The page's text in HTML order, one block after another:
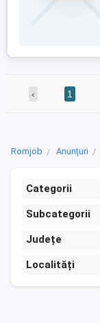
‹ 1
Romjob Anunțuri
Categorii
Subcategorii
Județe
Localități